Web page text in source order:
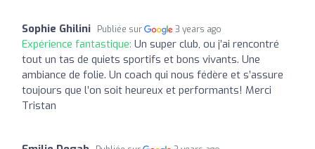
Sophie Ghilini Publiée sur 3 years ago
Expérience fantastique: Un super club, ou j’ai rencontré
tout un tas de quiets sportifs et bons vivants. Une
ambiance de folie. Un coach qui nous fédère et s’assure
toujours que l’on soit heureux et performants! Merci
Tristan